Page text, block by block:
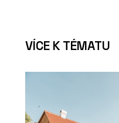
VÍCE K TÉMATU